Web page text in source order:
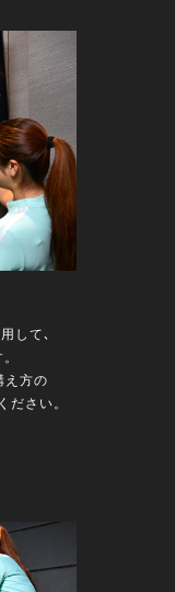
して､
え方の
ださい。